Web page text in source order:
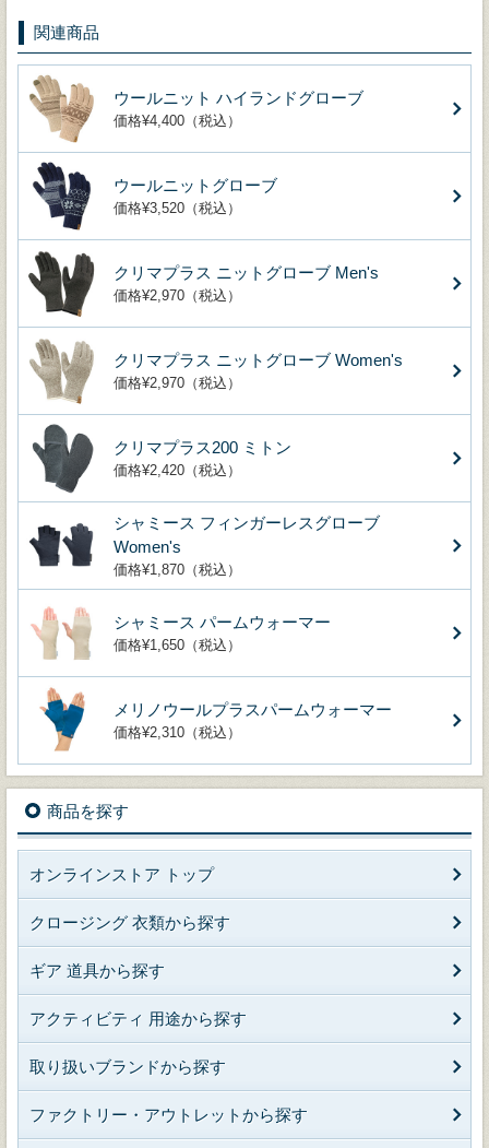
関連商品
ウールニット ハイランドグローブ
価格¥4,400（税込）
ウールニットグローブ
価格¥3,520（税込）
クリマプラス ニットグローブ Men's
価格¥2,970（税込）
クリマプラス ニットグローブ Women's
価格¥2,970（税込）
クリマプラス200 ミトン
価格¥2,420（税込）
シャミース フィンガーレスグローブ
Women's
価格¥1,870（税込）
シャミース パームウォーマー
価格¥1,650（税込）
メリノウールプラスパームウォーマー
価格¥2,310（税込）
商品を探す
オンラインストア トップ
クロージング 衣類から探す
ギア 道具から探す
アクティビティ 用途から探す
取り扱いブランドから探す
ファクトリー・アウトレットから探す